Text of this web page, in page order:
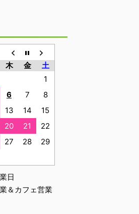
木 金
土
1
6 7
8
13 14
15
20 21
22
27 28
29
日
＆カフェ営業